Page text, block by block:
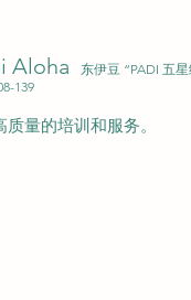
Aloha
东伊豆 “PADI 五
139
量的培训和服务。